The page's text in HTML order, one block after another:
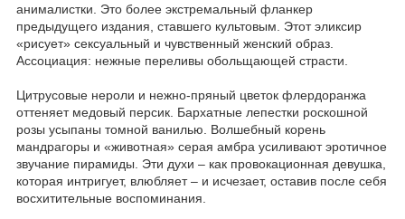
анималистки. Это более экстремальный фланкер
предыдущего издания, ставшего культовым. Этот эликсир
«рисует» сексуальный и чувственный женский образ.
Ассоциация: нежные переливы обольщающей страсти.
Цитрусовые нероли и нежно-пряный цветок флердоранжа
оттеняет медовый персик. Бархатные лепестки роскошной
розы усыпаны томной ванилью. Волшебный корень
мандрагоры и «животная» серая амбра усиливают эротичное
звучание пирамиды. Эти духи – как провокационная девушка,
которая интригует, влюбляет – и исчезает, оставив после себя
восхитительные воспоминания.